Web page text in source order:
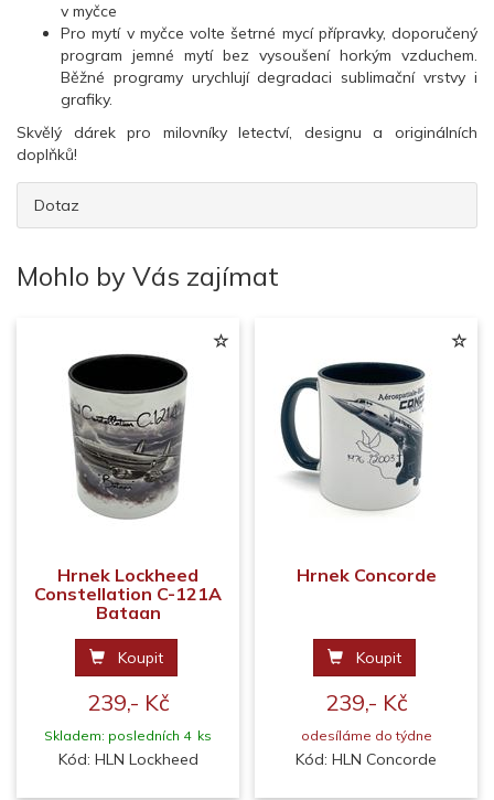
v myčce
Pro mytí v myčce volte šetrné mycí přípravky, doporučený
program jemné mytí bez vysoušení horkým vzduchem.
Běžné programy urychlují degradaci sublimační vrstvy i
grafiky.
Skvělý dárek pro milovníky letectví, designu a originálních
doplňků!
Dotaz
Mohlo by Vás zajímat
Hrnek Lockheed
Constellation C-121A
Bataan
Koupit
239,- Kč
Skladem: posledních 4 ks
Kód: HLN Lockheed
Hrnek Concorde
Koupit
239,- Kč
odesíláme do týdne
Kód: HLN Concorde